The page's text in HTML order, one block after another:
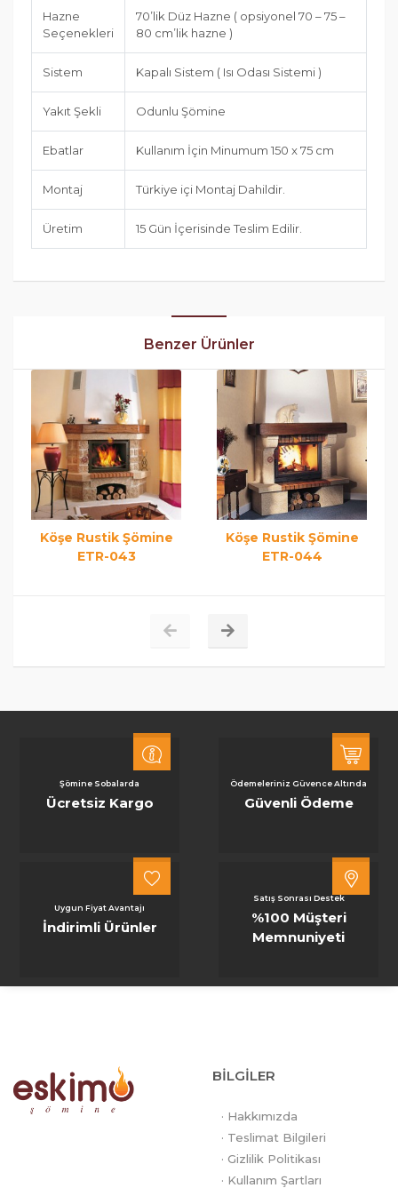
Hazne
Seçenekleri
70’lik Düz Hazne ( opsiyonel 70 – 75 –
80 cm’lik hazne )
Sistem Kapalı Sistem ( Isı Odası Sistemi )
Yakıt Şekli Odunlu Şömine
Ebatlar Kullanım İçin Minumum 150 x 75 cm
Montaj Türkiye içi Montaj Dahildir.
Üretim 15 Gün İçerisinde Teslim Edilir.
Benzer Ürünler
Köşe Rustik Şömine
ETR-043
Köşe Rustik Şömine
ETR-044
Şömine Sobalarda
Ücretsiz Kargo
Ödemeleriniz Güvence Altında
Güvenli Ödeme
Uygun Fiyat Avantajı
İndirimli Ürünler
Satış Sonrası Destek
%100 Müşteri
Memnuniyeti
BİLGİLER
· Hakkımızda
· Teslimat Bilgileri
· Gizlilik Politikası
· Kullanım Şartları